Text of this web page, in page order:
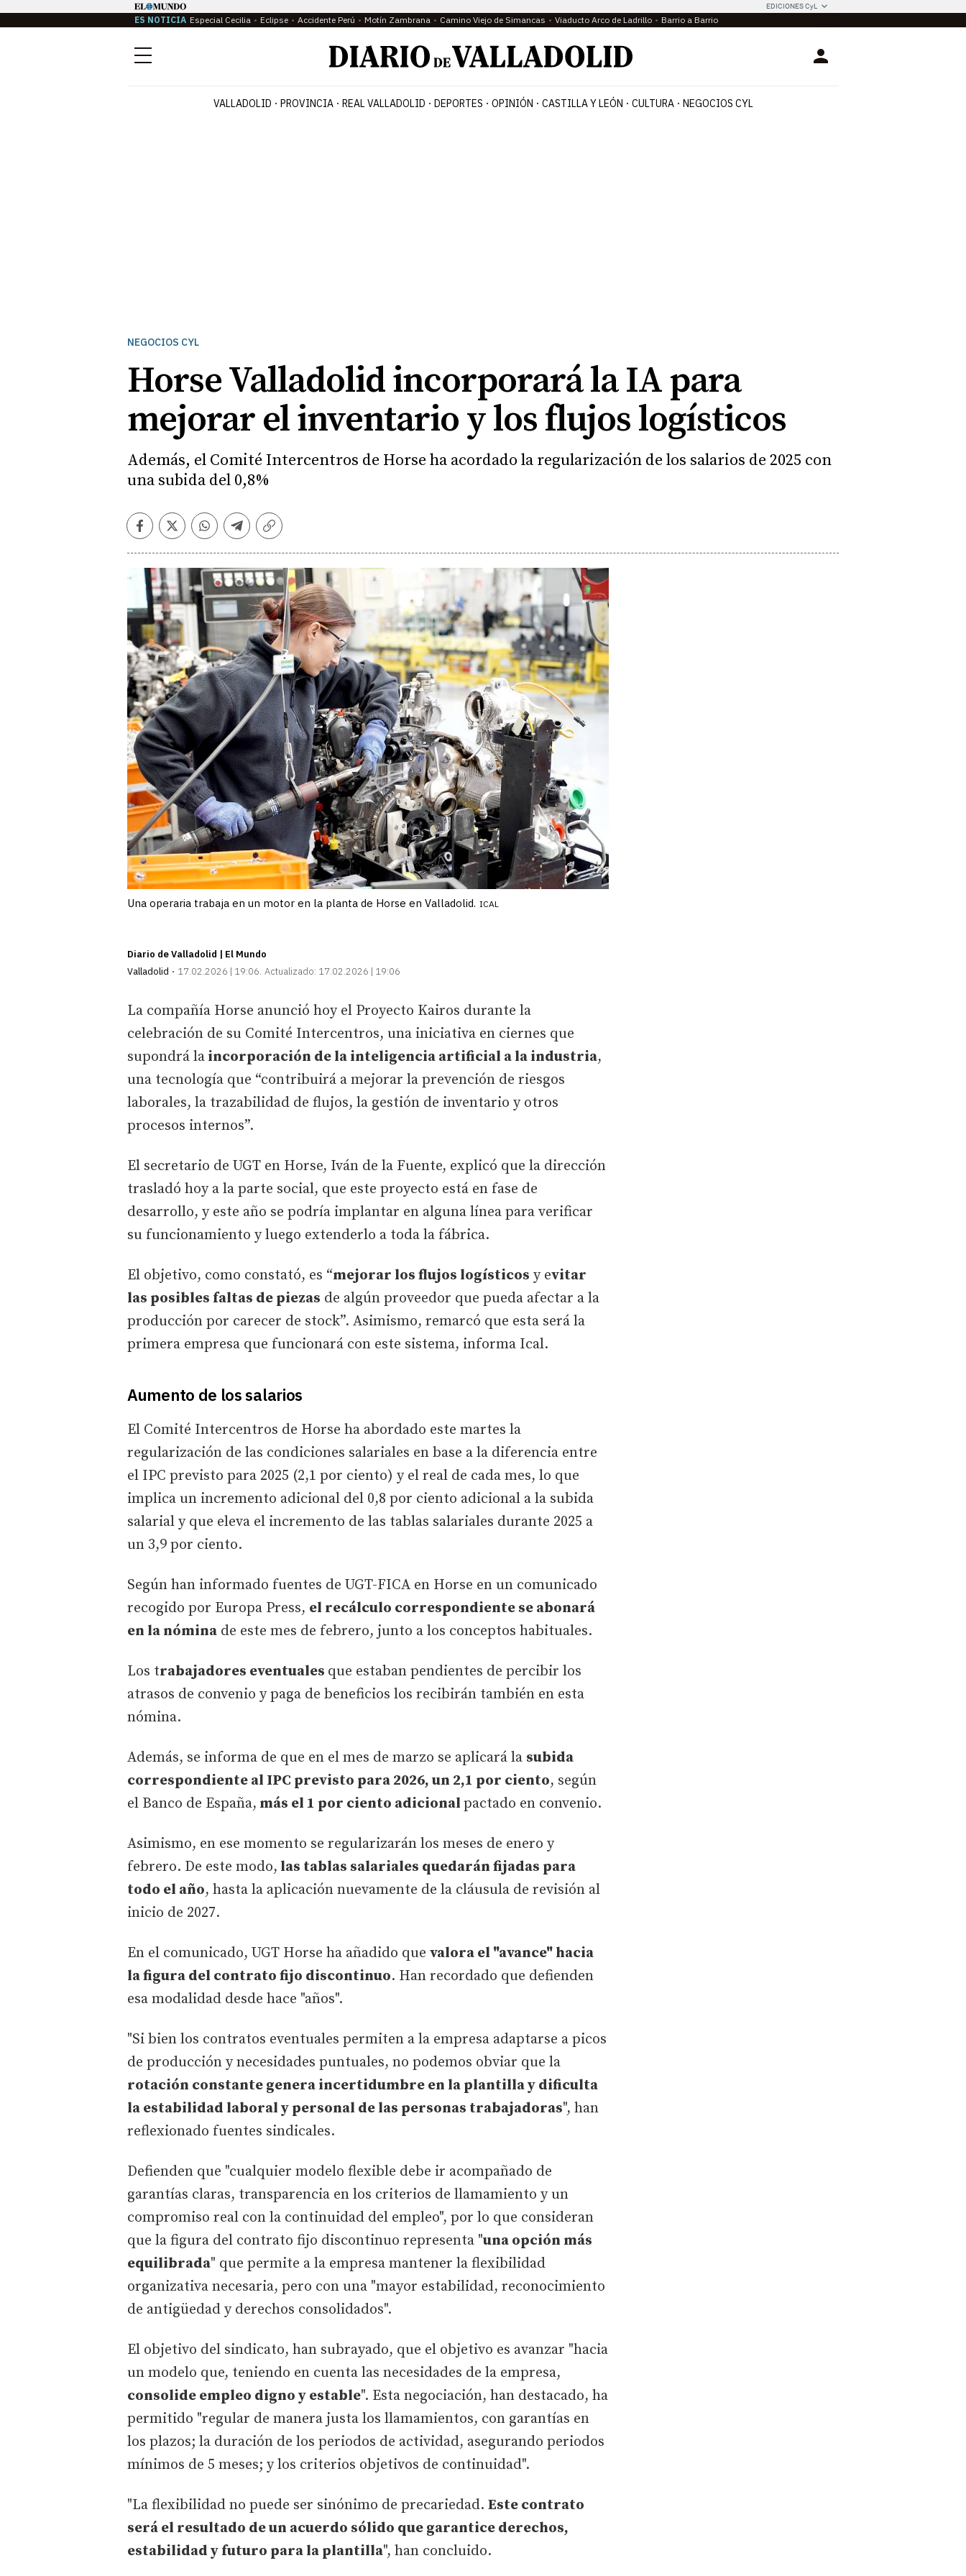
EDICIONES CyL
ES NOTICIA Especial Cecilia Eclipse Accidente Perú Motín Zambrana Camino Viejo de Simancas Viaducto Arco de Ladrillo Barrio a Barrio
Menú Login
VALLADOLID PROVINCIA REAL VALLADOLID DEPORTES OPINIÓN CASTILLA Y LEÓN CULTURA NEGOCIOS CYL
NEGOCIOS CYL
Horse Valladolid incorporará la IA para
mejorar el inventario y los flujos logísticos
Además, el Comité Intercentros de Horse ha acordado la regularización de los salarios de 2025 con
una subida del 0,8%
Facebook
TwitterWhatsapp
Telegram
Copiar
Una operaria trabaja en un motor en la planta de Horse en Valladolid. ICAL
Diario de Valladolid | El Mundo
Valladolid
17.02.2026 | 19:06 Actualizado: 17.02.2026 | 19:06
La compañía Horse anunció hoy el Proyecto Kairos durante la
celebración de su Comité Intercentros, una iniciativa en ciernes que
supondrá la incorporación de la inteligencia artificial a la industria,
una tecnología que “contribuirá a mejorar la prevención de riesgos
laborales, la trazabilidad de flujos, la gestión de inventario y otros
procesos internos”.
El secretario de UGT en Horse, Iván de la Fuente, explicó que la dirección
trasladó hoy a la parte social, que este proyecto está en fase de
desarrollo, y este año se podría implantar en alguna línea para verificar
su funcionamiento y luego extenderlo a toda la fábrica.
El objetivo, como constató, es “mejorar los flujos logísticos y evitar
las posibles faltas de piezas de algún proveedor que pueda afectar a la
producción por carecer de stock”. Asimismo, remarcó que esta será la
primera empresa que funcionará con este sistema, informa Ical.
Aumento de los salarios
El Comité Intercentros de Horse ha abordado este martes la
regularización de las condiciones salariales en base a la diferencia entre
el IPC previsto para 2025 (2,1 por ciento) y el real de cada mes, lo que
implica un incremento adicional del 0,8 por ciento adicional a la subida
salarial y que eleva el incremento de las tablas salariales durante 2025 a
un 3,9 por ciento.
Según han informado fuentes de UGT-FICA en Horse en un comunicado
recogido por Europa Press, el recálculo correspondiente se abonará
en la nómina de este mes de febrero, junto a los conceptos habituales.
Los trabajadores eventuales que estaban pendientes de percibir los
atrasos de convenio y paga de beneficios los recibirán también en esta
nómina.
Además, se informa de que en el mes de marzo se aplicará la subida
correspondiente al IPC previsto para 2026, un 2,1 por ciento, según
el Banco de España, más el 1 por ciento adicional pactado en convenio.
Asimismo, en ese momento se regularizarán los meses de enero y
febrero. De este modo, las tablas salariales quedarán fijadas para
todo el año, hasta la aplicación nuevamente de la cláusula de revisión al
inicio de 2027.
En el comunicado, UGT Horse ha añadido que valora el "avance" hacia
la figura del contrato fijo discontinuo. Han recordado que defienden
esa modalidad desde hace "años".
"Si bien los contratos eventuales permiten a la empresa adaptarse a picos
de producción y necesidades puntuales, no podemos obviar que la
rotación constante genera incertidumbre en la plantilla y dificulta
la estabilidad laboral y personal de las personas trabajadoras", han
reflexionado fuentes sindicales.
Defienden que "cualquier modelo flexible debe ir acompañado de
garantías claras, transparencia en los criterios de llamamiento y un
compromiso real con la continuidad del empleo", por lo que consideran
que la figura del contrato fijo discontinuo representa "una opción más
equilibrada" que permite a la empresa mantener la flexibilidad
organizativa necesaria, pero con una "mayor estabilidad, reconocimiento
de antigüedad y derechos consolidados".
El objetivo del sindicato, han subrayado, que el objetivo es avanzar "hacia
un modelo que, teniendo en cuenta las necesidades de la empresa,
consolide empleo digno y estable". Esta negociación, han destacado, ha
permitido "regular de manera justa los llamamientos, con garantías en
los plazos; la duración de los periodos de actividad, asegurando periodos
mínimos de 5 meses; y los criterios objetivos de continuidad".
"La flexibilidad no puede ser sinónimo de precariedad. Este contrato
será el resultado de un acuerdo sólido que garantice derechos,
estabilidad y futuro para la plantilla", han concluido.